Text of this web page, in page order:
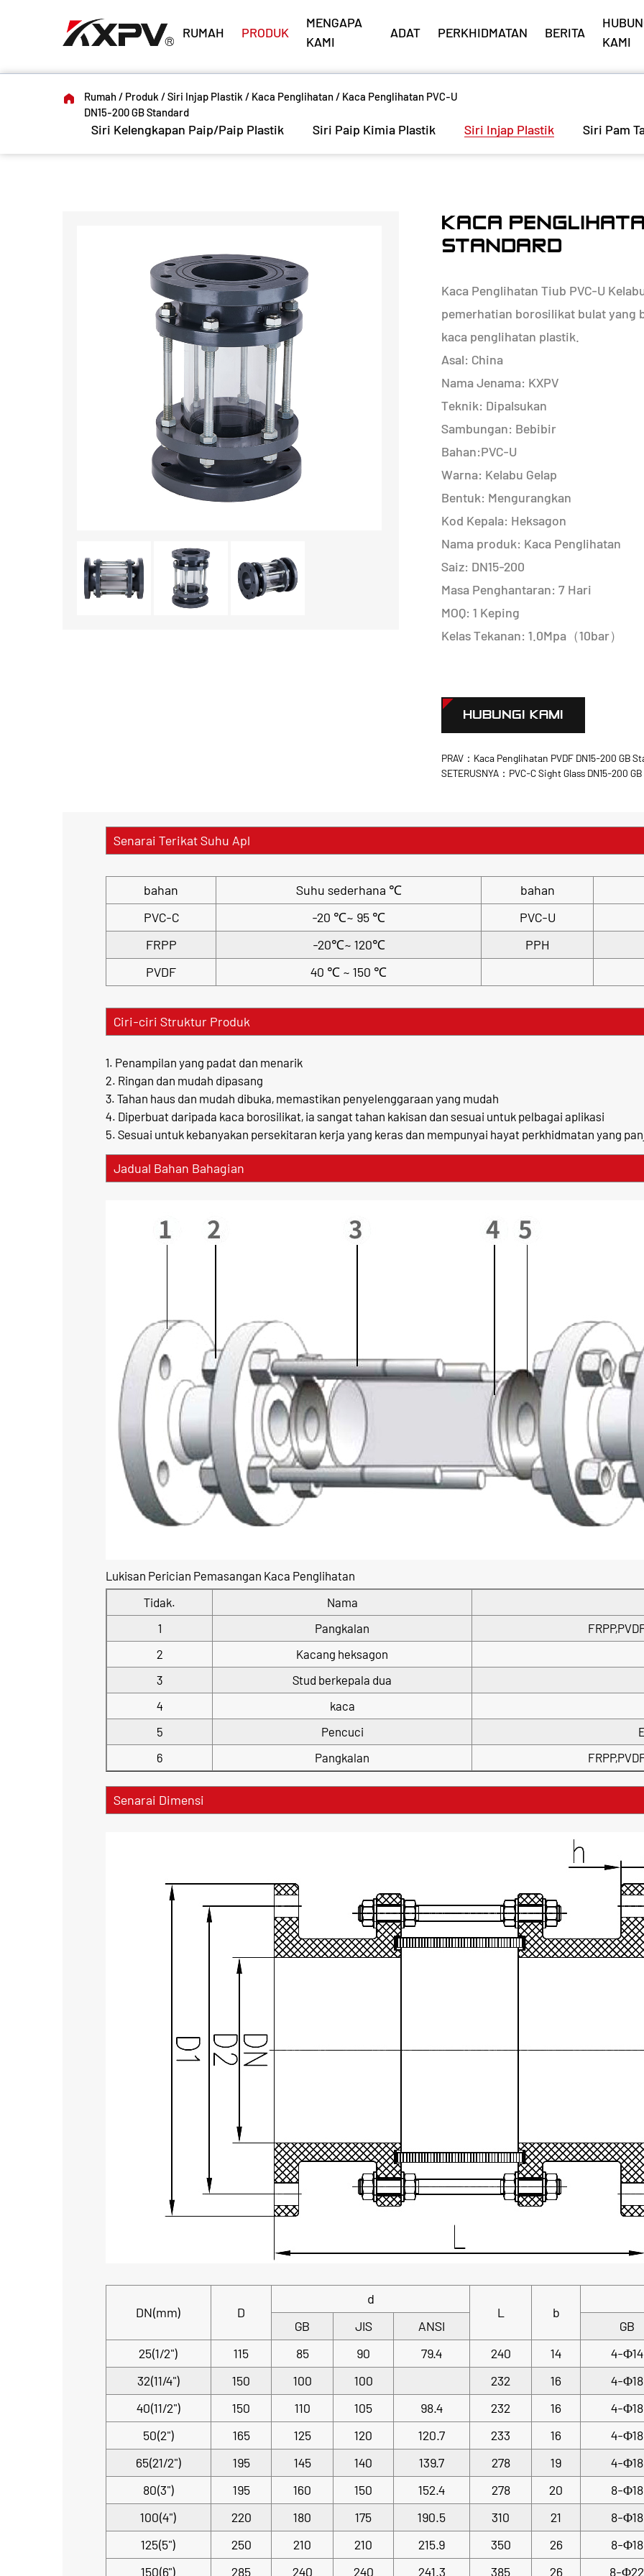
RUMAH PRODUK
MENGAPA
KAMI
ADAT PERKHIDMATAN BERITA
KAMI
Rumah/ Produk /Siri Injap Plastik / Kaca Penglihatan/ Kaca Penglihatan PVC-U
DN15-200 GB Standard
Siri Kelengkapan Paip/Paip Plastik Siri Paip Kimia Plastik Siri Injap Plastik Siri Pam
KACA
STANDARD
Kaca Penglihatan Tiub PVC-U
pemerhatian borosilikat bulat yang
kaca penglihatan plastik.
Asal: China
Nama Jenama: KXPV
Teknik: Dipalsukan
Sambungan: Bebibir
Bahan:PVC-U
Warna: Kelabu Gelap
Bentuk: Mengurangkan
Kod Kepala: Heksagon
Nama produk: Kaca Penglihatan
Saiz: DN15-200
Masa Penghantaran: 7 Hari
MOQ: 1 Keping
Kelas Tekanan: 1.0Mpa（10bar）
HUBUNGI KAMI
PRAV：Kaca Penglihatan PVDF DN15-200 GB
SETERUSNYA：PVC-C Sight Glass DN15-200
Senarai Terikat Suhu Apl
bahan Suhu sederhana ℃
bahan
PVC-C
-20 ℃~ 95 ℃
PVC-U
FRPP
-20℃~ 120℃
PPH
PVDF
40 ℃ ~ 150 ℃
Ciri-ciri Struktur Produk
1. Penampilan yang padat dan menarik
2. Ringan dan mudah dipasang
3. Tahan haus dan mudah dibuka, memastikan penyelenggaraan yang mudah
4. Diperbuat daripada kaca borosilikat, ia sangat tahan kakisan dan sesuai untuk pelbagai aplikasi
5. Sesuai untuk kebanyakan persekitaran kerja yang keras dan mempunyai hayat perkhidmatan yang
Jadual Bahan Bahagian
Lukisan Perician Pemasangan Kaca Penglihatan
Tidak.
Nama
1
Pangkalan
2
Kacang heksagon
3
Stud berkepala dua
4
kaca
5
Pencuci
6
Pangkalan
Senarai Dimensi
DN(mm) D
d
L
b
GB
JIS ANSI
GB
25(1/2")
115 85 90 79.4 240 14
4-Φ14
32(11/4")
150 100 100 232 16
4-Φ18
40(11/2")
150 110 105 98.4 232 16
4-Φ18
50(2")
165 125 120 120.7 233 16
4-Φ18
65(21/2")
195 145 140 139.7 278 19
4-Φ18
80(3")
195 160 150 152.4 278 20
8-Φ18
100(4")
220 180 175 190.5 310 21
8-Φ18
125(5")
250 210 210 215.9 350 26
8-Φ18
150(6")
285 240 240 241.3 385 26 8-Φ22